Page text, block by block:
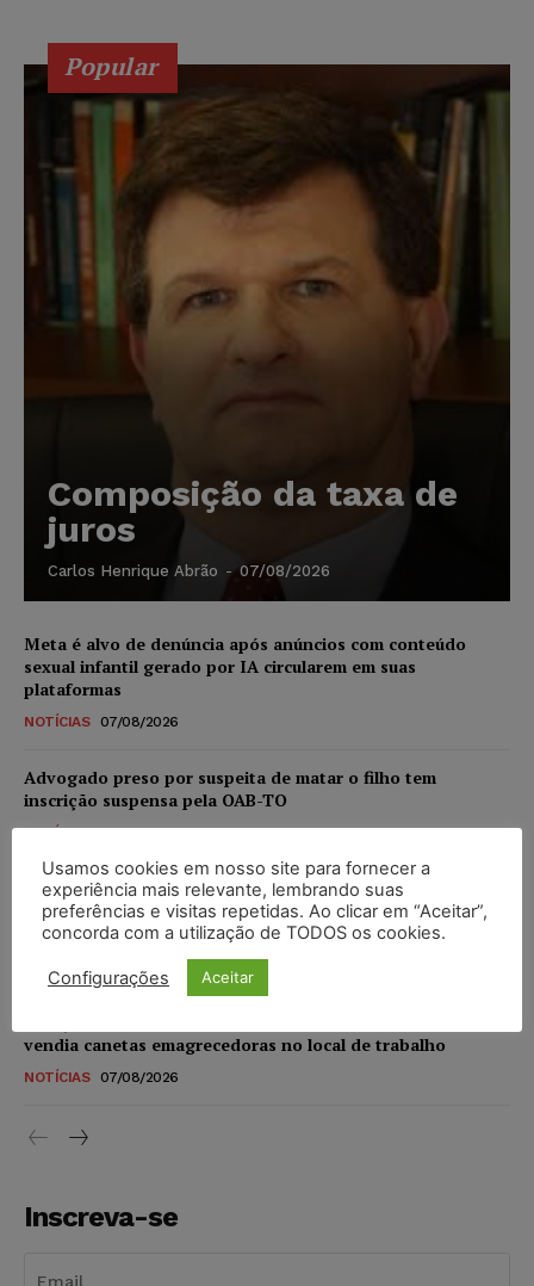
Popular
Composição da taxa de
juros
Carlos Henrique Abrão - 07/08/2026
Meta é alvo de denúncia após anúncios com conteúdo
sexual infantil gerado por IA circularem em suas
plataformas
NOTÍCIAS 07/08/2026
Advogado preso por suspeita de matar o filho tem
inscrição suspensa pela OAB-TO
NOTÍCIAS 07/08/2026
STF amplia isenção de IBS e CBS na compra de veículos
novos para pessoas com deficiência e autistas de todos os
níveis
vendia canetas emagrecedoras no local de trabalho
NOTÍCIAS 07/08/2026
Inscreva-se
Usamos cookies em nosso site para fornecer a
experiência mais relevante, lembrando suas
preferências e visitas repetidas. Ao clicar em “Aceitar”,
concorda com a utilização de TODOS os cookies.
Configurações Aceitar